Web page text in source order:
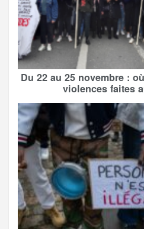
Du 22 au 25 novembre :
violences faites